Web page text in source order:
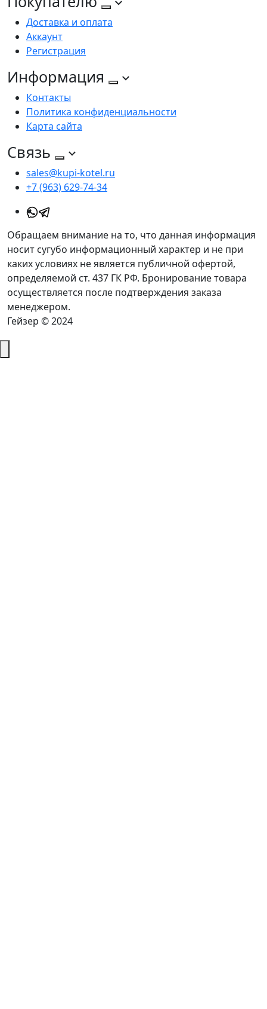
Доставка и оплата
Аккаунт
Регистрация
Информация
Контакты
Политика конфиденциальности
Карта сайта
Связь
sales@kupi-kotel.ru
+7 (963) 629-74-34
Обращаем внимание на то, что данная информация
носит сугубо информационный характер и не при
каких условиях не является публичной офертой,
определяемой ст. 437 ГК РФ. Бронирование товара
осуществляется после подтверждения заказа
менеджером.
Гейзер © 2024